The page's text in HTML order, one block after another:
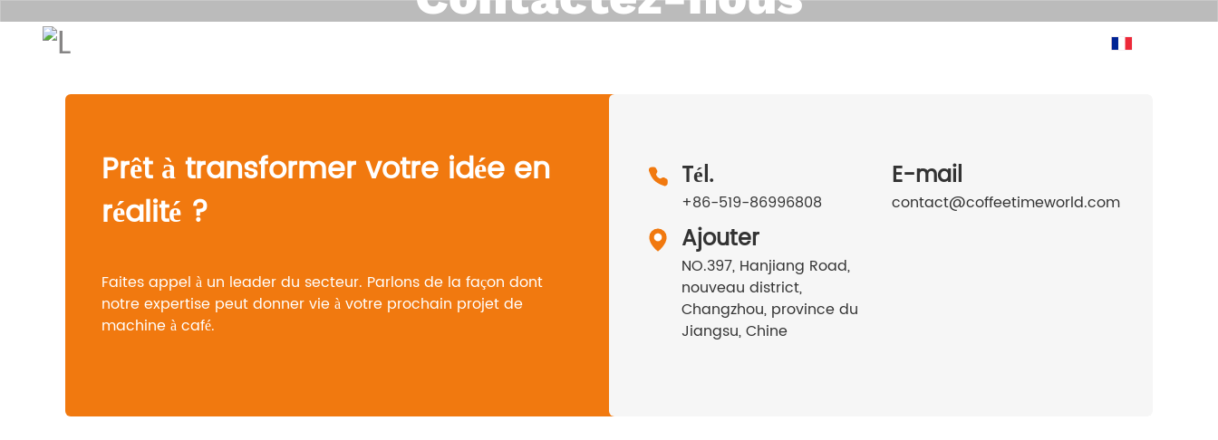
Prêt à transformer votre idée en
réalité ?
Faites appel à un leader du secteur. Parlons de la façon dont
notre expertise peut donner vie à votre prochain projet de
machine à café.
Tél.
+86-519-86996808
E-mail
contact@coffeetimeworld.com
Ajouter
NO.397, Hanjiang Road,
nouveau district,
Changzhou, province du
Jiangsu, Chine